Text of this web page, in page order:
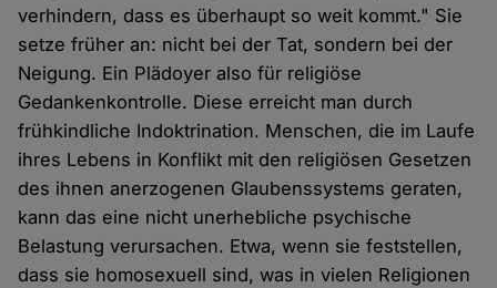
verhindern, dass es überhaupt so weit kommt." Sie
setze früher an: nicht bei der Tat, sondern bei der
Neigung. Ein Plädoyer also für religiöse
Gedankenkontrolle. Diese erreicht man durch
frühkindliche Indoktrination. Menschen, die im Laufe
ihres Lebens in Konflikt mit den religiösen Gesetzen
des ihnen anerzogenen Glaubenssystems geraten,
kann das eine nicht unerhebliche psychische
Belastung verursachen. Etwa, wenn sie feststellen,
dass sie homosexuell sind, was in vielen Religionen